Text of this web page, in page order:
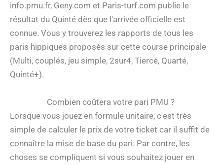
info.pmu.fr, Geny.com et Paris-turf.com publie le
résultat du Quinté dès que l'arrivée officielle est
connue. Vous y trouverez les rapports de tous les
paris hippiques proposés sur cette course principale
(Multi, couplés, jeu simple, 2sur4, Tiercé, Quarté,
Quinté+).
Combien coûtera votre pari PMU ?
Lorsque vous jouez en formule unitaire, c'est très
simple de calculer le prix de votre ticket car il suffit de
connaître la mise de base du pari. Par contre, les
choses se compliquent si vous souhaitez jouer en